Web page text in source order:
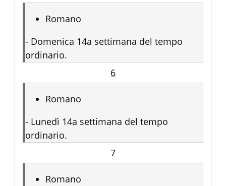
Romano
- Domenica 14a settimana del tempo
ordinario.
6
Romano
- Lunedì 14a settimana del tempo
ordinario.
7
Romano